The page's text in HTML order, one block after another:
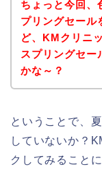
ちょっと今回、
プリングセール
ど、KMクリニ
スプリングセー
かな～？
ということで、
していないか？
クしてみること